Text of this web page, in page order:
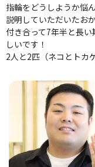
指輪をどうしようか悩
説明していただいたお
付き合って7年半と長
しいです！
2人と2匹（ネコとトカ